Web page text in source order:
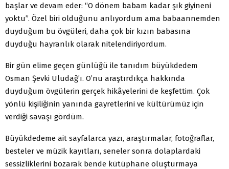
başlar ve devam eder: “O dönem babam kadar şık giyineni
yoktu”. Özel biri olduğunu anlıyordum ama babaannemden
duyduğum bu övgüleri, daha çok bir kızın babasına
duyduğu hayranlık olarak nitelendiriyordum.
Bir gün elime geçen günlüğü ile tanıdım büyükdedem
Osman Şevki Uludağ’ı. O’nu araştırdıkça hakkında
duyduğum övgülerin gerçek hikâyelerini de keşfettim. Çok
yönlü kişiliğinin yanında gayretlerini ve kültürümüz için
verdiği savaşı gördüm.
Büyükdedeme ait sayfalarca yazı, araştırmalar, fotoğraflar,
besteler ve müzik kayıtları, seneler sonra dolaplardaki
sessizliklerini bozarak bende kütüphane oluşturmaya